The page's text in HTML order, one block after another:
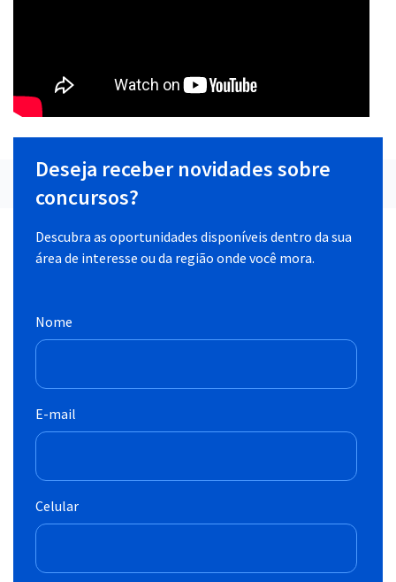
Deseja receber novidades sobre
concursos?
Descubra as oportunidades disponíveis dentro da sua
área de interesse ou da região onde você mora.
Nome
E-mail
Celular